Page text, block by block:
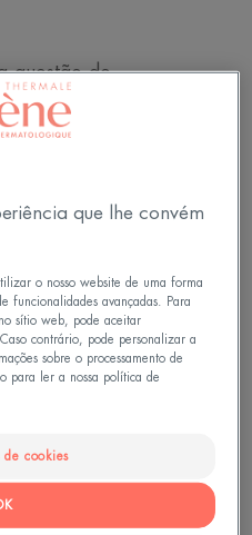
questão do
tempo, as células
se não corrigida, irá
rugas.
a pele perde
por fenómenos
biológico, etc.) mas
como a
que lhe convém
o nosso website de uma forma
funcionalidades avançadas. Para
sítio web, pode aceitar
contrário, pode personalizar a
sobre o processamento de
para ler a nossa política de
de cookies